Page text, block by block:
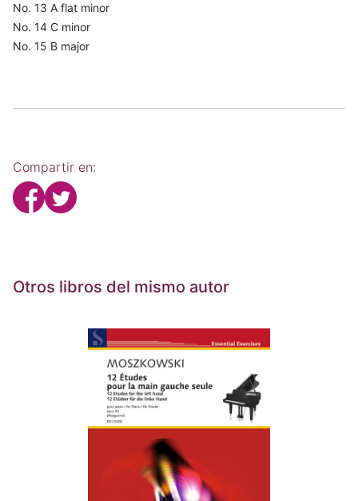
No. 13 A flat minor
No. 14 C minor
No. 15 B major
Compartir en:
Otros libros del mismo autor